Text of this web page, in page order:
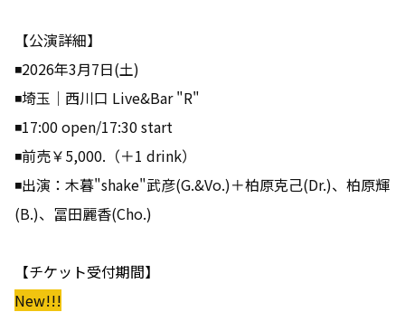
【公演詳細】
◾2026年3月7日(土)
◾埼玉｜西川口 Live&Bar "R"
◾17:00 open/17:30 start
◾前売￥5,000.（＋1 drink）
◾出演：木暮"shake"武彦(G.&Vo.)＋柏原克己(Dr.)、柏原輝
(B.)、冨田麗香(Cho.)
【チケット受付期間】
New!!!